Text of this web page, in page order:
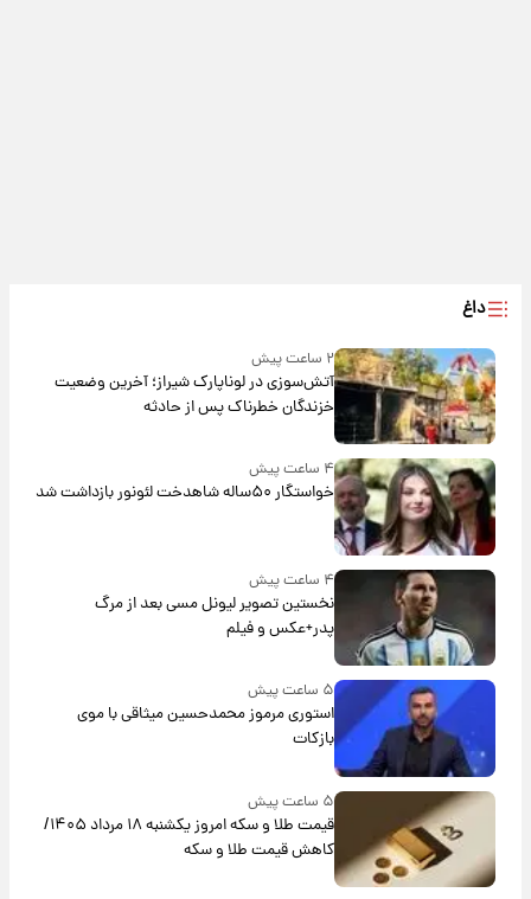
داغ
۲ ساعت پیش
آتش‌سوزی در لوناپارک شیراز؛ آخرین وضعیت
خزندگان خطرناک پس از حادثه
۴ ساعت پیش
خواستگار ۵۰ساله شاهدخت لئونور بازداشت شد
نخستین تصویر لیونل مسی بعد از مرگ
پدر+عکس و فیلم
۵ ساعت پیش
استوری مرموز محمدحسین میثاقی با موی
بازکات
۵ ساعت پیش
قیمت طلا و سکه امروز یکشنبه ۱۸ مرداد ۱۴۰۵/
کاهش قیمت طلا و سکه